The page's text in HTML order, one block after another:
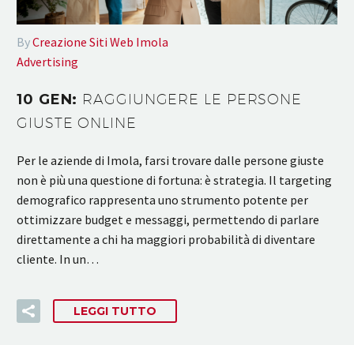
ByCreazione Siti Web Imola
Advertising
10 GEN: RAGGIUNGERE LE PERSONE
GIUSTE ONLINE
Per le aziende di Imola, farsi trovare dalle persone giuste
non è più una questione di fortuna: è strategia. Il targeting
demografico rappresenta uno strumento potente per
ottimizzare budget e messaggi, permettendo di parlare
direttamente a chi ha maggiori probabilità di diventare
cliente. In un…
LEGGI TUTTO